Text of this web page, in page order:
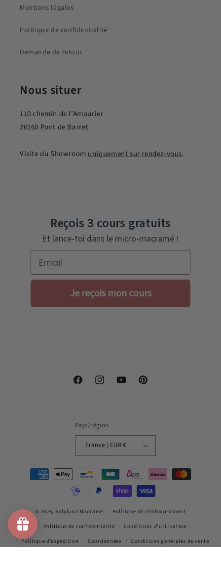
Mentions légales
Politique de confidentialité
Demande de retour
Nous situer
110 chemin de l’Amourier
26160 Pont de Barret
Visite du Showroom uniquement sur rendez-vous.
Reçois 3 cours gratuits
Et lance-toi dans le micro-macramé !
Email
Je reçois mon cours
FacebookInstagramYouTubePinterest
Pays/région
France | EUR €
Moyens
© 2026, Solyluna Macramé
Politique de remboursement
Politique de confidentialité
Conditions d’utilisation
Politique d’expédition
Coordonnées
Conditions générales de vente